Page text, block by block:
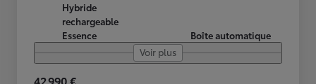
Hybride
rechargeable
Essence
Boîte automatique
Voir plus
42 990 €